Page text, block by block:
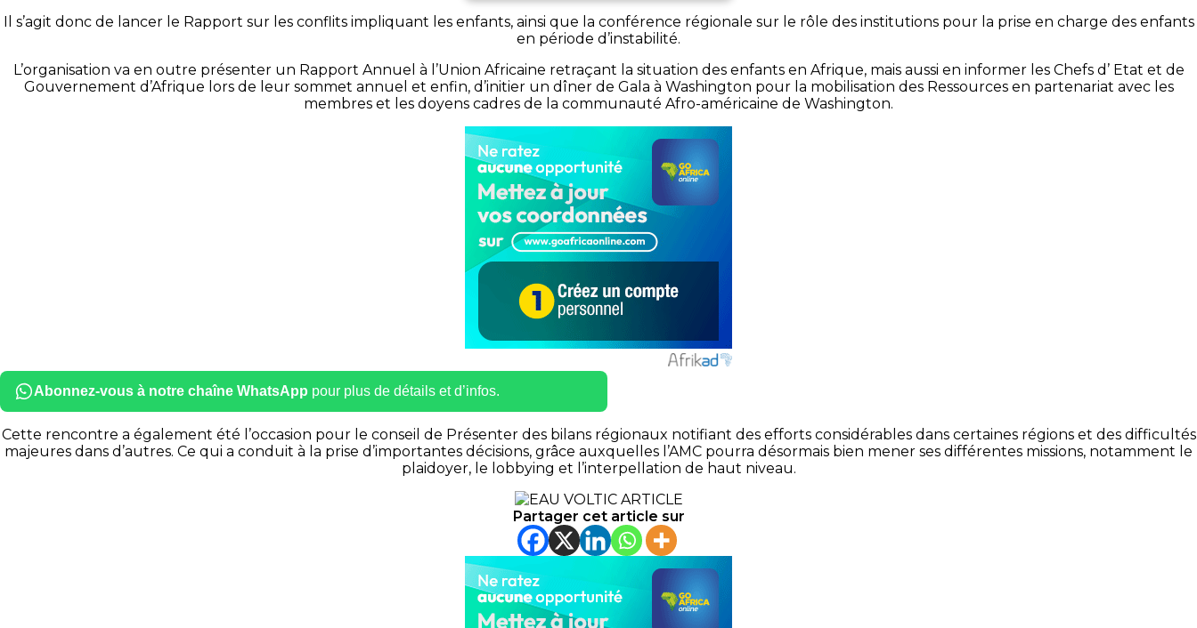
Il s’agit donc de lancer le Rapport sur les conflits impliquant les enfants, ainsi que la conférence régionale sur le rôle des institutions pour la prise en charge des enfants
en période d’instabilité.
L’organisation va en outre présenter un Rapport Annuel à l’Union Africaine retraçant la situation des enfants en Afrique, mais aussi en informer les Chefs d’ Etat et de
Gouvernement d’Afrique lors de leur sommet annuel et enfin, d’initier un dîner de Gala à Washington pour la mobilisation des Ressources en partenariat avec les
membres et les doyens cadres de la communauté Afro-américaine de Washington.
Abonnez-vous à notre chaîne WhatsApp pour plus de détails et d’infos.
Cette rencontre a également été l’occasion pour le conseil de Présenter des bilans régionaux notifiant des efforts considérables dans certaines régions et des difficultés
majeures dans d’autres. Ce qui a conduit à la prise d’importantes décisions, grâce auxquelles l’AMC pourra désormais bien mener ses différentes missions, notamment le
plaidoyer, le lobbying et l’interpellation de haut niveau.
Partager cet article sur